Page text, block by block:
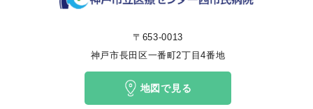
〒653-0013
神戸市長田区一番町2丁目4番地
地図で見る